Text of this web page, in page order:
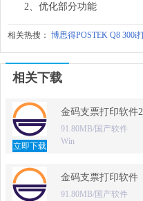
2、优化部分功能
相关热搜： 博思得POSTEK Q8 300i
相关下载
立即下载
金码支票打印软件
91.80MB/国产软件
Win
金码支票打印软件
91.80MB/国产软件